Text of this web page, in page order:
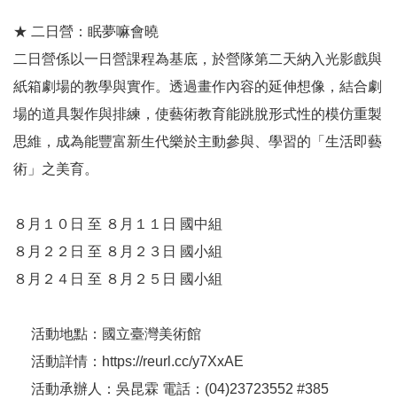
務
信
箱
雙
語
詞
新
聞
★ 二日營：眠夢嘛會曉
二日營係以一日營課程為基底，於營隊第二天納入光影戲與
紙箱劇場的教學與實作。透過畫作內容的延伸想像，結合劇
場的道具製作與排練，使藝術教育能跳脫形式性的模仿重製
思維，成為能豐富新生代樂於主動參與、學習的「生活即藝
術」之美育。
８月１０日 至 ８月１１日 國中組
８月２２日 至 ８月２３日 國小組
８月２４日 至 ８月２５日 國小組
活動地點：國立臺灣美術館
活動詳情：https://reurl.cc/y7XxAE
活動承辦人：吳昆霖 電話：(04)23723552 #385